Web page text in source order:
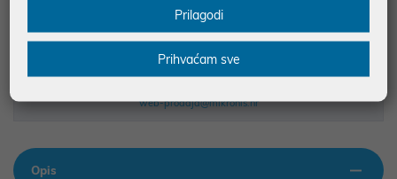
Podaci uz artikle su prezentirani u dobroj namjeri. Mikronis d.o.o. ne
prilikom štampanja te promjene u dostupnosti i cijene. Slike artikala su
ilustrativne prirode te ne moraju u potpunosti odgovarati artiklima. Za sve
web-prodaja@mikronis.hr
Opis
Prilagodi
Prihvaćam sve